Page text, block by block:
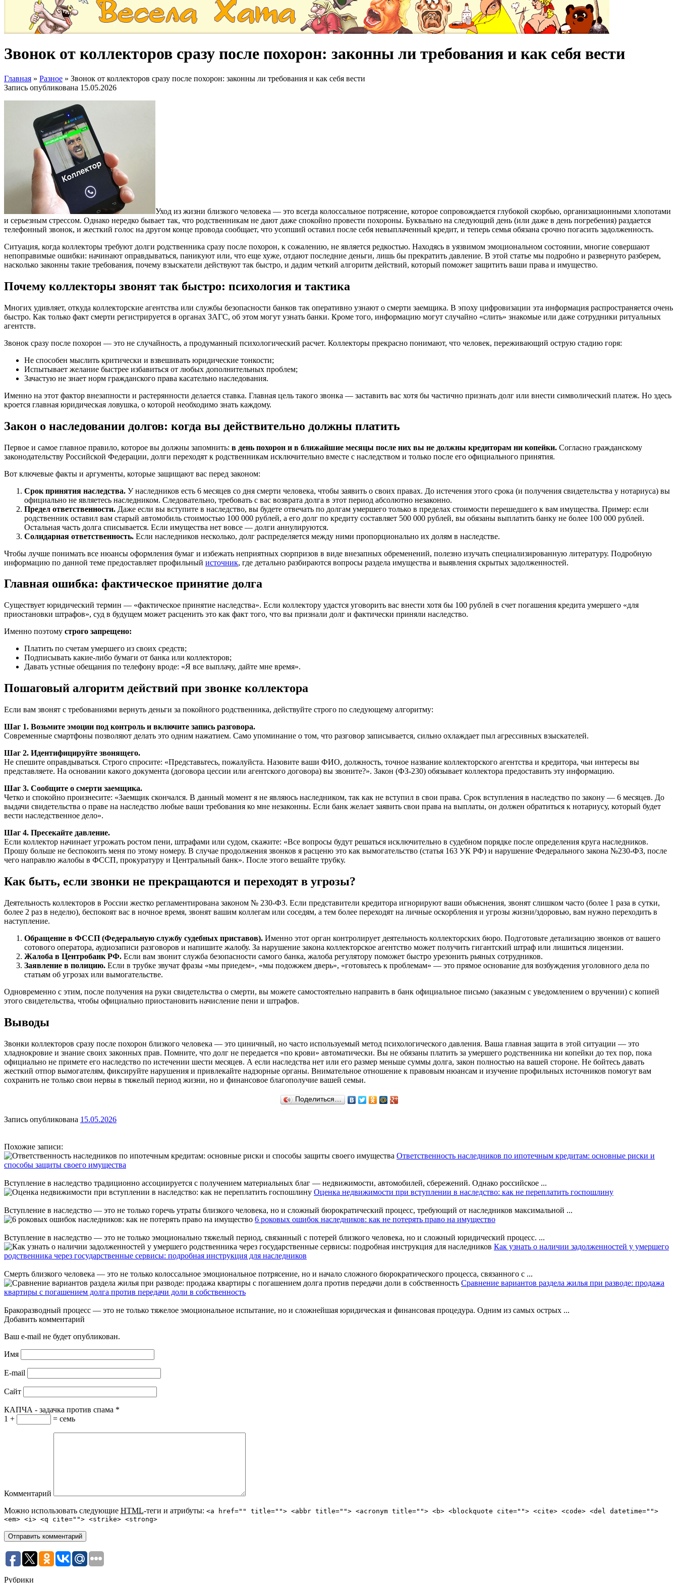
Звонок от коллекторов сразу после похорон: законны ли требования и как себя вести
Главная » Разное » Звонок от коллекторов сразу после похорон: законны ли требования и как себя вести
Запись опубликована 15.05.2026
Уход из жизни близкого человека — это всегда колоссальное потрясение, которое сопровождается глубокой скорбью, организационными хлопотами
и серьезным стрессом. Однако нередко бывает так, что родственникам не дают даже спокойно провести похороны. Буквально на следующий день (или даже в день погребения) раздается
телефонный звонок, и жесткий голос на другом конце провода сообщает, что усопший оставил после себя невыплаченный кредит, и теперь семья обязана срочно погасить задолженность.
Ситуация, когда коллекторы требуют долги родственника сразу после похорон, к сожалению, не является редкостью. Находясь в уязвимом эмоциональном состоянии, многие совершают
непоправимые ошибки: начинают оправдываться, паникуют или, что еще хуже, отдают последние деньги, лишь бы прекратить давление. В этой статье мы подробно и развернуто разберем,
насколько законны такие требования, почему взыскатели действуют так быстро, и дадим четкий алгоритм действий, который поможет защитить ваши права и имущество.
Почему коллекторы звонят так быстро: психология и тактика
Многих удивляет, откуда коллекторские агентства или службы безопасности банков так оперативно узнают о смерти заемщика. В эпоху цифровизации эта информация распространяется очень
быстро. Как только факт смерти регистрируется в органах ЗАГС, об этом могут узнать банки. Кроме того, информацию могут случайно «слить» знакомые или даже сотрудники ритуальных
агентств.
Звонок сразу после похорон — это не случайность, а продуманный психологический расчет. Коллекторы прекрасно понимают, что человек, переживающий острую стадию горя:
Не способен мыслить критически и взвешивать юридические тонкости;
Испытывает желание быстрее избавиться от любых дополнительных проблем;
Зачастую не знает норм гражданского права касательно наследования.
Именно на этот фактор внезапности и растерянности делается ставка. Главная цель такого звонка — заставить вас хотя бы частично признать долг или внести символический платеж. Но здесь
кроется главная юридическая ловушка, о которой необходимо знать каждому.
Закон о наследовании долгов: когда вы действительно должны платить
Первое и самое главное правило, которое вы должны запомнить: в день похорон и в ближайшие месяцы после них вы не должны кредиторам ни копейки. Согласно гражданскому
законодательству Российской Федерации, долги переходят к родственникам исключительно вместе с наследством и только после его официального принятия.
Вот ключевые факты и аргументы, которые защищают вас перед законом:
Срок принятия наследства. У наследников есть 6 месяцев со дня смерти человека, чтобы заявить о своих правах. До истечения этого срока (и получения свидетельства у нотариуса) вы
официально не являетесь наследником. Следовательно, требовать с вас возврата долга в этот период абсолютно незаконно.
Предел ответственности. Даже если вы вступите в наследство, вы будете отвечать по долгам умершего только в пределах стоимости перешедшего к вам имущества. Пример: если
родственник оставил вам старый автомобиль стоимостью 100 000 рублей, а его долг по кредиту составляет 500 000 рублей, вы обязаны выплатить банку не более 100 000 рублей.
Остальная часть долга списывается. Если имущества нет вовсе — долги аннулируются.
Солидарная ответственность. Если наследников несколько, долг распределяется между ними пропорционально их долям в наследстве.
Чтобы лучше понимать все нюансы оформления бумаг и избежать неприятных сюрпризов в виде внезапных обременений, полезно изучать специализированную литературу. Подробную
информацию по данной теме предоставляет профильный источник, где детально разбираются вопросы раздела имущества и выявления скрытых задолженностей.
Главная ошибка: фактическое принятие долга
Существует юридический термин — «фактическое принятие наследства». Если коллектору удастся уговорить вас внести хотя бы 100 рублей в счет погашения кредита умершего «для
приостановки штрафов», суд в будущем может расценить это как факт того, что вы признали долг и фактически приняли наследство.
Именно поэтому строго запрещено:
Платить по счетам умершего из своих средств;
Подписывать какие-либо бумаги от банка или коллекторов;
Давать устные обещания по телефону вроде: «Я все выплачу, дайте мне время».
Пошаговый алгоритм действий при звонке коллектора
Если вам звонят с требованиями вернуть деньги за покойного родственника, действуйте строго по следующему алгоритму:
Шаг 1. Возьмите эмоции под контроль и включите запись разговора.
Современные смартфоны позволяют делать это одним нажатием. Само упоминание о том, что разговор записывается, сильно охлаждает пыл агрессивных взыскателей.
Шаг 2. Идентифицируйте звонящего.
Не спешите оправдываться. Строго спросите: «Представьтесь, пожалуйста. Назовите ваши ФИО, должность, точное название коллекторского агентства и кредитора, чьи интересы вы
представляете. На основании какого документа (договора цессии или агентского договора) вы звоните?». Закон (ФЗ-230) обязывает коллектора предоставить эту информацию.
Шаг 3. Сообщите о смерти заемщика.
Четко и спокойно произнесите: «Заемщик скончался. В данный момент я не являюсь наследником, так как не вступил в свои права. Срок вступления в наследство по закону — 6 месяцев. До
выдачи свидетельства о праве на наследство любые ваши требования ко мне незаконны. Если банк желает заявить свои права на выплаты, он должен обратиться к нотариусу, который будет
вести наследственное дело».
Шаг 4. Пресекайте давление.
Если коллектор начинает угрожать ростом пени, штрафами или судом, скажите: «Все вопросы будут решаться исключительно в судебном порядке после определения круга наследников.
Прошу больше не беспокоить меня по этому номеру. В случае продолжения звонков я расценю это как вымогательство (статья 163 УК РФ) и нарушение Федерального закона №230-ФЗ, после
чего направлю жалобы в ФССП, прокуратуру и Центральный банк». После этого вешайте трубку.
Как быть, если звонки не прекращаются и переходят в угрозы?
Деятельность коллекторов в России жестко регламентирована законом № 230-ФЗ. Если представители кредитора игнорируют ваши объяснения, звонят слишком часто (более 1 раза в сутки,
более 2 раз в неделю), беспокоят вас в ночное время, звонят вашим коллегам или соседям, а тем более переходят на личные оскорбления и угрозы жизни/здоровью, вам нужно переходить в
наступление.
Обращение в ФССП (Федеральную службу судебных приставов). Именно этот орган контролирует деятельность коллекторских бюро. Подготовьте детализацию звонков от вашего
сотового оператора, аудиозаписи разговоров и напишите жалобу. За нарушение закона коллекторское агентство может получить гигантский штраф или лишиться лицензии.
Жалоба в Центробанк РФ. Если вам звонит служба безопасности самого банка, жалоба регулятору поможет быстро урезонить рьяных сотрудников.
Заявление в полицию. Если в трубке звучат фразы «мы приедем», «мы подожжем дверь», «готовьтесь к проблемам» — это прямое основание для возбуждения уголовного дела по
статьям об угрозах или вымогательстве.
Одновременно с этим, после получения на руки свидетельства о смерти, вы можете самостоятельно направить в банк официальное письмо (заказным с уведомлением о вручении) с копией
этого свидетельства, чтобы официально приостановить начисление пени и штрафов.
Выводы
Звонки коллекторов сразу после похорон близкого человека — это циничный, но часто используемый метод психологического давления. Ваша главная защита в этой ситуации — это
хладнокровие и знание своих законных прав. Помните, что долг не передается «по крови» автоматически. Вы не обязаны платить за умершего родственника ни копейки до тех пор, пока
официально не примете его наследство по истечении шести месяцев. А если наследства нет или его размер меньше суммы долга, закон полностью на вашей стороне. Не бойтесь давать
жесткий отпор вымогателям, фиксируйте нарушения и привлекайте надзорные органы. Внимательное отношение к правовым нюансам и изучение профильных источников помогут вам
сохранить не только свои нервы в тяжелый период жизни, но и финансовое благополучие вашей семьи.
Поделиться…
Запись опубликована 15.05.2026
Похожие записи:
Ответственность наследников по ипотечным кредитам: основные риски и
способы защиты своего имущества
Вступление в наследство традиционно ассоциируется с получением материальных благ — недвижимости, автомобилей, сбережений. Однако российское ...
Оценка недвижимости при вступлении в наследство: как не переплатить госпошлину
Вступление в наследство — это не только горечь утраты близкого человека, но и сложный бюрократический процесс, требующий от наследников максимальной ...
6 роковых ошибок наследников: как не потерять право на имущество
Вступление в наследство — это не только эмоционально тяжелый период, связанный с потерей близкого человека, но и сложный юридический процесс. ...
Как узнать о наличии задолженностей у умершего
родственника через государственные сервисы: подробная инструкция для наследников
Смерть близкого человека — это не только колоссальное эмоциональное потрясение, но и начало сложного бюрократического процесса, связанного с ...
Сравнение вариантов раздела жилья при разводе: продажа
квартиры с погашением долга против передачи доли в собственность
Бракоразводный процесс — это не только тяжелое эмоциональное испытание, но и сложнейшая юридическая и финансовая процедура. Одним из самых острых ...
Добавить комментарий
Ваш e-mail не будет опубликован.
Имя
E-mail
Сайт
КАПЧА - задачка против спама *
1 +
= семь
Комментарий
Можно использовать следующие HTML-теги и атрибуты: <a href="" title=""> <abbr title=""> <acronym title=""> <b> <blockquote cite=""> <cite> <code> <del datetime="">
<em> <i> <q cite=""> <strike> <strong>
Рубрики